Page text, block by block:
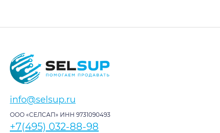
info@selsup.ru
ООО «СЕЛСАП» ИНН 9731090493
+7(495) 032-88-98